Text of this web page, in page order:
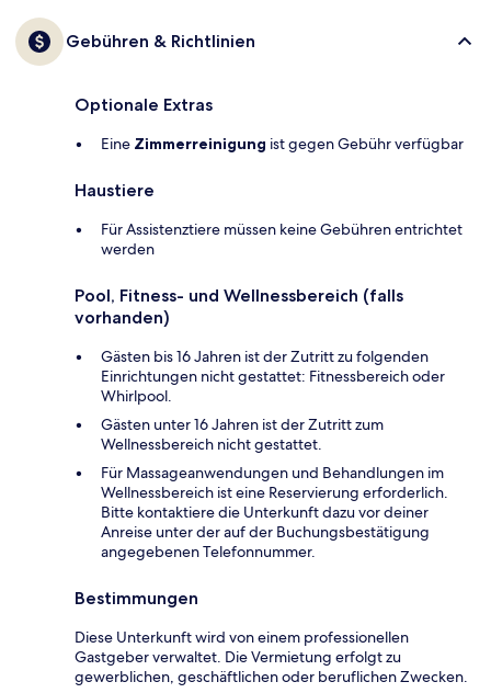
Gebühren & Richtlinien
Optionale Extras
Eine Zimmerreinigung ist gegen Gebühr verfügbar
Haustiere
Für Assistenztiere müssen keine Gebühren entrichtet
werden
Pool, Fitness- und Wellnessbereich (falls
vorhanden)
Gästen bis 16 Jahren ist der Zutritt zu folgenden
Einrichtungen nicht gestattet: Fitnessbereich oder
Whirlpool.
Gästen unter 16 Jahren ist der Zutritt zum
Wellnessbereich nicht gestattet.
Für Massageanwendungen und Behandlungen im
Wellnessbereich ist eine Reservierung erforderlich.
Bitte kontaktiere die Unterkunft dazu vor deiner
Anreise unter der auf der Buchungsbestätigung
angegebenen Telefonnummer.
Bestimmungen
Diese Unterkunft wird von einem professionellen
Gastgeber verwaltet. Die Vermietung erfolgt zu
gewerblichen, geschäftlichen oder beruflichen Zwecken.